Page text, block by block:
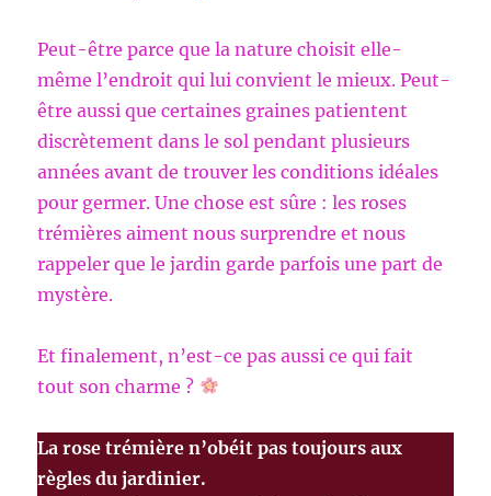
Peut-être parce que la nature choisit elle-
même l’endroit qui lui convient le mieux. Peut-
être aussi que certaines graines patientent
discrètement dans le sol pendant plusieurs
années avant de trouver les conditions idéales
pour germer. Une chose est sûre : les roses
trémières aiment nous surprendre et nous
rappeler que le jardin garde parfois une part de
mystère.
Et finalement, n’est-ce pas aussi ce qui fait
tout son charme ?
La rose trémière n’obéit pas toujours aux
règles du jardinier.